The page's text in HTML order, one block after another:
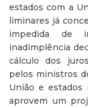
estados com a
liminares já
impedida de
inadimplência
cálculo dos
pelos ministros
União e estados
aprovem um